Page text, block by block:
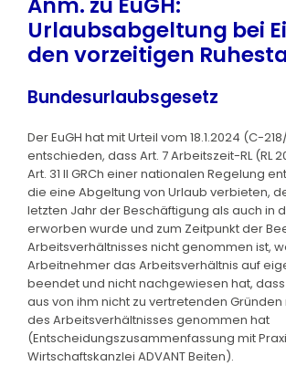
Urlaubsabgeltung bei
den vorzeitigen
Bundesurlaubsgesetz
Der EuGH hat mit Urteil vom 18.1.2024 (C-
entschieden, dass Art. 7 Arbeitszeit-RL (RL
Art. 31 II GRCh einer nationalen Regelung
die eine Abgeltung von Urlaub verbieten,
letzten Jahr der Beschäftigung als auch in
erworben wurde und zum Zeitpunkt der
Arbeitsverhältnisses nicht genommen ist,
Arbeitnehmer das Arbeitsverhältnis auf
beendet und nicht nachgewiesen hat,
aus von ihm nicht zu vertretenden
des Arbeitsverhältnisses genommen hat
(Entscheidungszusammenfassung mit
Wirtschaftskanzlei ADVANT Beiten).